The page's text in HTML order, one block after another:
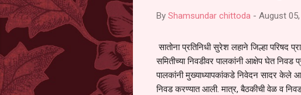
By Shamsundar chittoda - August
सातोना प्रतिनिधी सुरेश लहाने जिल्हा परिषद
समितीच्या निवडीवर पालकांनी आक्षेप घेत निवड
पालकांनी मुख्याध्यापकांकडे निवेदन सादर केले
निवड करण्यात आली. मात्र, बैठकीची वेळ व